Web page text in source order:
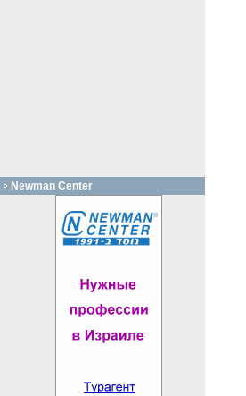
Newman Center